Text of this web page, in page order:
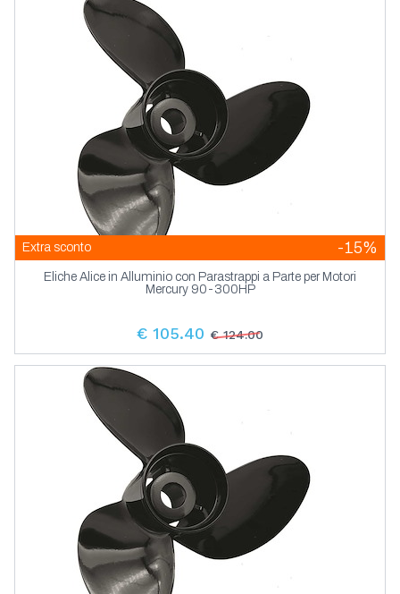
Extra sconto -15%
Eliche Alice in Alluminio con Parastrappi a Parte per Motori
Mercury 90-300HP
€ 105.40 € 124.00